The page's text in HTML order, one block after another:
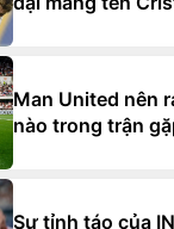
Man United nên
nào trong trận
Sự tỉnh táo của